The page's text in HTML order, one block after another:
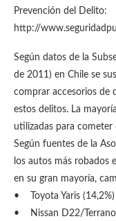
Prevención del Delito:
http://
Según datos de la
de 2011) en Chile se
comprar accesorios de
estos delitos. La
utilizadas para
Según fuentes de la
los autos más robados
en su gran mayoría,
• Toyota Yaris (14,2%)
• Nissan D22/Terrano